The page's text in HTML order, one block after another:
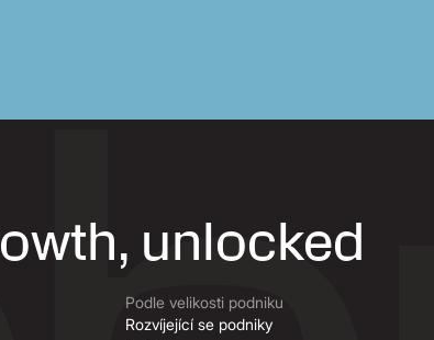
unlocked
Podle velikosti podniku
Rozvíjející se podniky